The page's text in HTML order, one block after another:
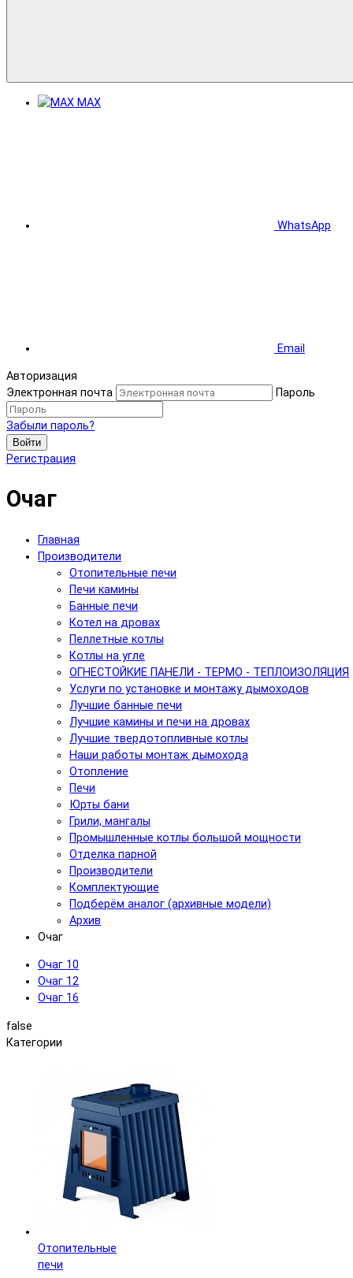
MAX
WhatsApp
Email
Авторизация
Электронная почта
Пароль
Забыли пароль?
Войти
Регистрация
Очаг
Главная
Производители
Отопительные печи
Печи камины
Банные печи
Котел на дровах
Пеллетные котлы
Котлы на угле
ОГНЕСТОЙКИЕ ПАНЕЛИ - ТЕРМО - ТЕПЛОИЗОЛЯЦИЯ
Услуги по установке и монтажу дымоходов
Лучшие банные печи
Лучшие камины и печи на дровах
Лучшие твердотопливные котлы
Наши работы монтаж дымохода
Отопление
Печи
Юрты бани
Грили, мангалы
Промышленные котлы большой мощности
Отделка парной
Производители
Комплектующие
Подберём аналог (архивные модели)
Архив
Очаг
Очаг 10
Очаг 12
Очаг 16
false
Категории
Отопительные
печи